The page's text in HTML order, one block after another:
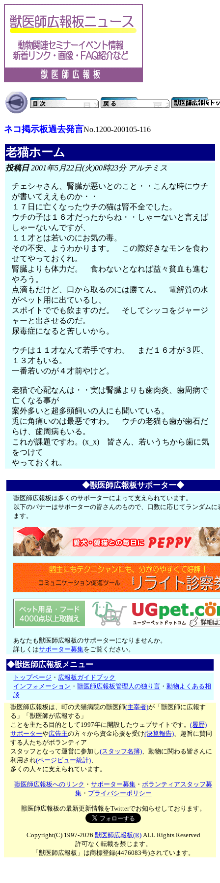
ネコ掲示板過去発言No.1200-200105-116
老猫ホーム
投稿日2001年5月22日(火)00時23分 アルテミス
チェシャさん、腎臓が悪いとのこと・・こんな時にウチ
が書いてええものか・・
１７日に亡くなったウチの猫は腎不全でした。
ウチの子は１６才だったからね・・しゃーないと言えば
しゃーないんですが、
１１才とは若いのにお気の毒。
その不安、ようわかります。 この際好きなモンを食わ
せてやっておくれ。
腎臓よりも体力だ。 食わないとなれば益々貧血も進む
やろう。
点滴もだけど、口から取るのには勝てん。 電解質の水
がペット用に出ているし、
スポイトででも飲ますのだ。 そしてシッコをジャージ
ャーと出させるのだ。
尿毒症になると苦しいから。
ウチは１１才なんて若手ですわ。 まだ１６才が３匹、
１３才もいる。
一番若いのが４才前やけど。
老猫で心配なんは・・実は腎臓よりも歯肉炎、歯周病で
亡くなる事が
案外多いと超多頭飼いの人にも聞いている。
兎に角痛いのは最悪ですわ。 ウチの老猫も歯が歯石だ
らけ、歯周病もいる。
これが課題ですわ。(x_x) 皆さん、若いうちから歯に気
をつけて
やっておくれ。
◆獣医師広報板サポーター◆
獣医師広報板は多くのサポーターによって支えられています。
以下のバナーはサポーターの皆さんのもので、口数に応じてランダムに
ます。
あなたも獣医師広報板のサポーターになりませんか。
詳しくはサポーター募集をご覧ください。
◆獣医師広報板メニュー
トップページ ・ 広報板ガイドブック
インフォメーション ・獣医師広報板管理人の独り言 ・動物よくある相
談
獣医師広報板は、町の犬猫病院の獣医師(主宰者)が「獣医師に広報す
る」「獣医師が広報する」
ことを主たる目的として1997年に開設したウェブサイトです。(履歴)
サポーターや広告主の方々から資金応援を受け(決算報告)、趣旨に賛同
する人たちがボランティア
スタッフとなって運営に参加し(スタッフ名簿)、動物に関わる皆さんに
利用され(ページビュー統計)、
多くの人々に支えられています。
獣医師広報板へのリンク ・サポーター募集 ・ボランティアスタッフ募
集・ プライバシーポリシー
獣医師広報板の最新更新情報をTwitterでお知らせしております。
Copyright(C) 1997-2026 獣医師広報板(R)ALL Rights Reserved
許可なく転載を禁じます。
「獣医師広報板」は商標登録(4476083号)されています。